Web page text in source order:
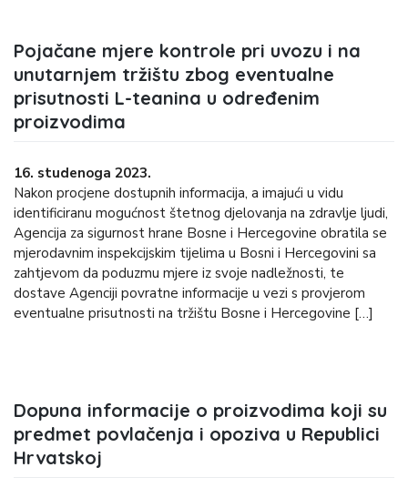
Pojačane mjere kontrole pri uvozu i na
unutarnjem tržištu zbog eventualne
prisutnosti L-teanina u određenim
proizvodima
16. studenoga 2023.
Nakon procjene dostupnih informacija, a imajući u vidu
identificiranu mogućnost štetnog djelovanja na zdravlje ljudi,
Agencija za sigurnost hrane Bosne i Hercegovine obratila se
mjerodavnim inspekcijskim tijelima u Bosni i Hercegovini sa
zahtjevom da poduzmu mjere iz svoje nadležnosti, te
dostave Agenciji povratne informacije u vezi s provjerom
eventualne prisutnosti na tržištu Bosne i Hercegovine […]
Dopuna informacije o proizvodima koji su
predmet povlačenja i opoziva u Republici
Hrvatskoj